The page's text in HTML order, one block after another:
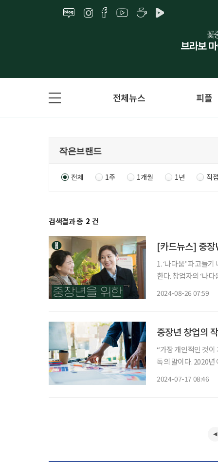
전체뉴스 피플
전체 1주 1개월 1년 직
검색결과 총 2 건
[카드뉴스] 중장
1. ‘나다움’ 파고들
한다. 창업자의 ‘나
2024-08-26 07:59
중장년 창업의
“가장 개인적인 것이 가장 창의적인 것이다.” 영화계의 거장이라 불리는 마틴 스코세이지 감
독의 말이다. 2020년
2024-07-17 08:46